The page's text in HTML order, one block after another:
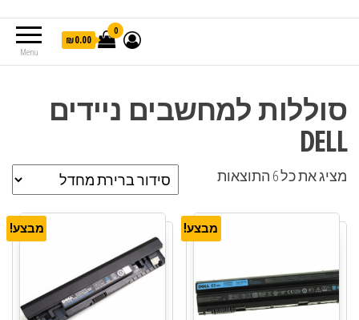
Menu
0
₪0.00
סוללות למחשבים ניידים
DELL
מציג את כל 6 התוצאות
מבצע! מבצע!